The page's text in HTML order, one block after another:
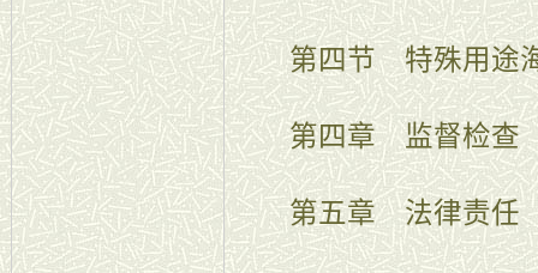
第四节 特殊用途海
第四章 监督检查
第五章 法律责任